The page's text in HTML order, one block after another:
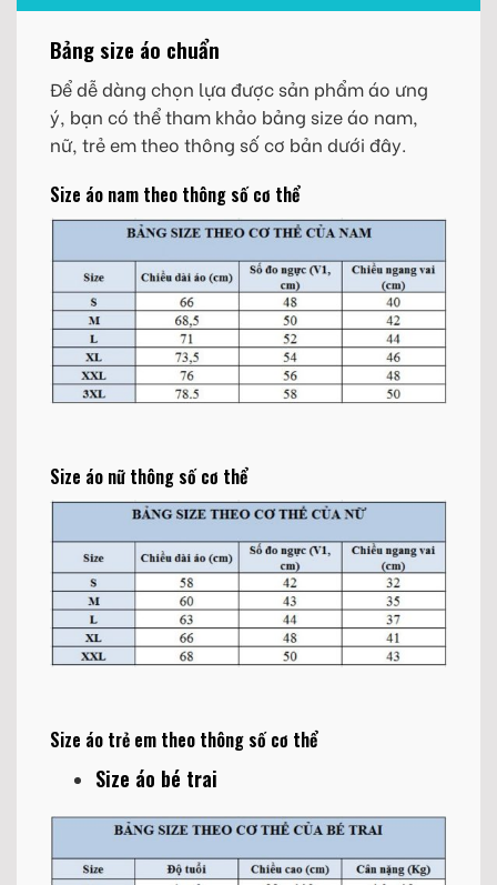
Bảng size áo chuẩn
Để dễ dàng chọn lựa được sản phẩm áo ưng
ý, bạn có thể tham khảo bảng size áo nam,
nữ, trẻ em theo thông số cơ bản dưới đây.
Size áo nam theo thông số cơ thể
Size áo nữ thông số cơ thể
Size áo trẻ em theo thông số cơ thể
Size áo bé trai